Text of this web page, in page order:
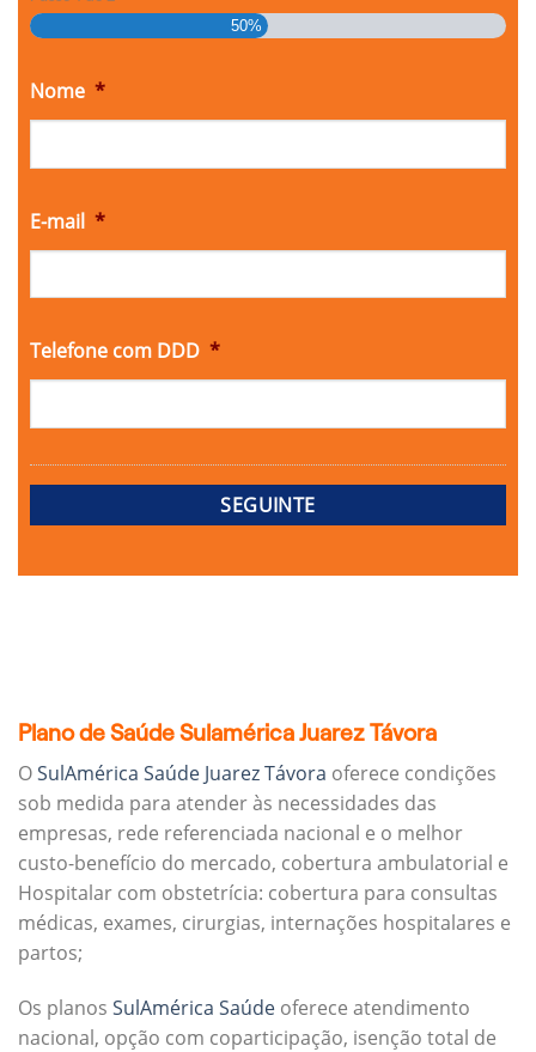
50%
Nome *
E-mail *
Telefone com DDD *
Plano de Saúde Sulamérica Juarez Távora
OSulAmérica Saúde Juarez Távora oferece condições
sob medida para atender às necessidades das
empresas, rede referenciada nacional e o melhor
custo-benefício do mercado, cobertura ambulatorial e
Hospitalar com obstetrícia: cobertura para consultas
médicas, exames, cirurgias, internações hospitalares e
partos;
Os planos SulAmérica Saúde oferece atendimento
nacional, opção com coparticipação, isenção total de